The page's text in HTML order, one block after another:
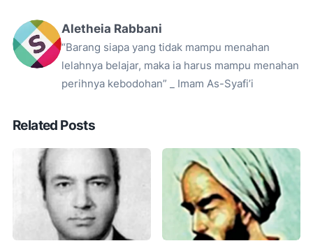
Aletheia Rabbani
“Barang siapa yang tidak mampu menahan
lelahnya belajar, maka ia harus mampu menahan
perihnya kebodohan” _ Imam As-Syafi’i
Related Posts